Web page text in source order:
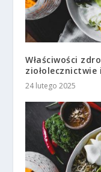
Właściwości
ziołolecznictwie
24 lutego 2025